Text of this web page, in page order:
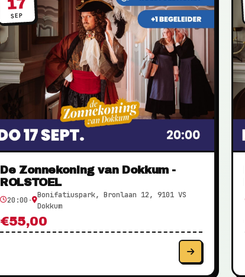
SEP
De Zonnekoning van Dokkum -
ROLSTOEL
20:00 ·
Bonifatiuspark, Bronlaan 12, 9101 VS
Dokkum
€55,00